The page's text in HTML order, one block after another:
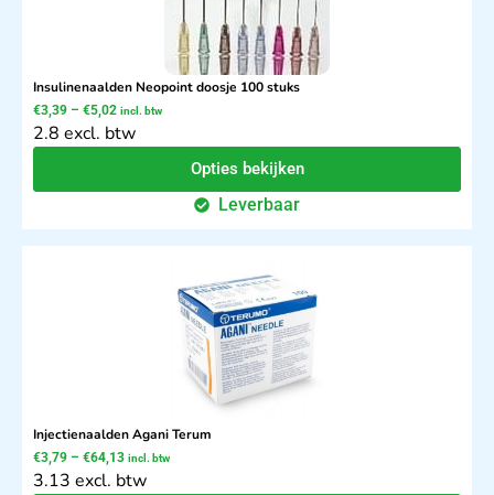
Insulinenaalden Neopoint doosje 100 stuks
€3,39 – €5,02 incl. btw
2.8 excl. btw
Opties bekijken
Leverbaar
Injectienaalden Agani Terum
€3,79 – €64,13 incl. btw
3.13 excl. btw